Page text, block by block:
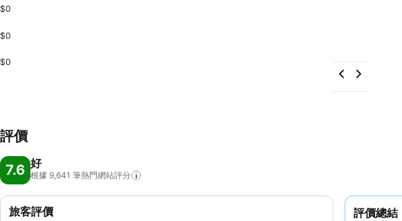
$0
$0
$0
評價
7.6 好
根據 9,641 筆熱門網站評分
評價總結
旅客評價